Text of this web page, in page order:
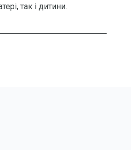
так і дитини.